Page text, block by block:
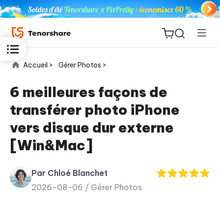
ReiBoot
for iOS
PDF
Editor
New
Accueil > Gérer Photos >
6 meilleures façons de
transférer photo iPhone
vers disque dur externe
[Win&Mac]
Par Chloé Blanchet
2026-08-06 / Gérer Photos